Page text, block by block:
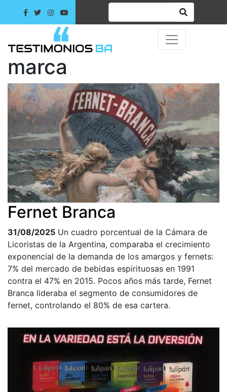
marca
Fernet Branca
31/08/2025 Un cuadro porcentual de la Cámara de
Licoristas de la Argentina, comparaba el crecimiento
exponencial de la demanda de los amargos y fernets:
7% del mercado de bebidas espirituosas en 1991
contra el 47% en 2015. Pocos años más tarde, Fernet
Branca lideraba el segmento de consumidores de
fernet, controlando el 80% de esa cartera.